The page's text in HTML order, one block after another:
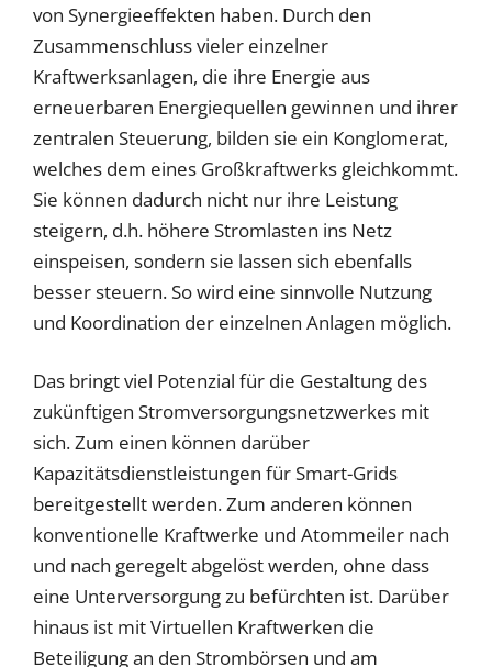
von Synergieeffekten haben. Durch den
Zusammenschluss vieler einzelner
Kraftwerksanlagen, die ihre Energie aus
erneuerbaren Energiequellen gewinnen und ihrer
zentralen Steuerung, bilden sie ein Konglomerat,
welches dem eines Großkraftwerks gleichkommt.
Sie können dadurch nicht nur ihre Leistung
steigern, d.h. höhere Stromlasten ins Netz
einspeisen, sondern sie lassen sich ebenfalls
besser steuern. So wird eine sinnvolle Nutzung
und Koordination der einzelnen Anlagen möglich.
Das bringt viel Potenzial für die Gestaltung des
zukünftigen Stromversorgungsnetzwerkes mit
sich. Zum einen können darüber
Kapazitätsdienstleistungen für Smart-Grids
bereitgestellt werden. Zum anderen können
konventionelle Kraftwerke und Atommeiler nach
und nach geregelt abgelöst werden, ohne dass
eine Unterversorgung zu befürchten ist. Darüber
hinaus ist mit Virtuellen Kraftwerken die
Beteiligung an den Strombörsen und am